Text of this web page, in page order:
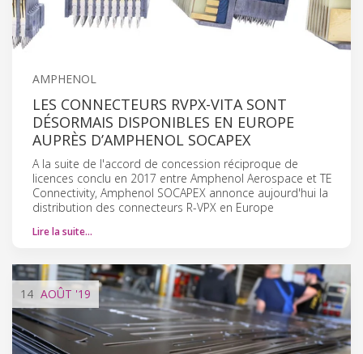
AMPHENOL
LES CONNECTEURS RVPX-VITA SONT
DÉSORMAIS DISPONIBLES EN EUROPE
AUPRÈS D’AMPHENOL SOCAPEX
A la suite de l'accord de concession réciproque de
licences conclu en 2017 entre Amphenol Aerospace et TE
Connectivity, Amphenol SOCAPEX annonce aujourd'hui la
distribution des connecteurs R-VPX en Europe
Lire la suite…
14 AOÛT '19